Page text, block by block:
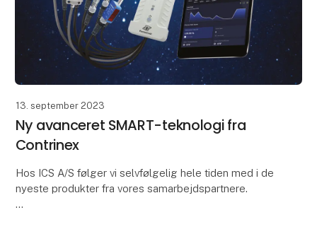
13. september 2023
Ny avanceret SMART-teknologi fra
Contrinex
Hos ICS A/S følger vi selvfølgelig hele tiden med i de
nyeste produkter fra vores samarbejdspartnere.